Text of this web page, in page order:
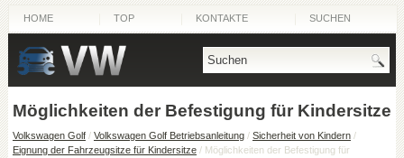
HOME TOP KONTAKTE SUCHEN
Möglichkeiten der Befestigung für Kindersitze
Volkswagen Golf/ Volkswagen Golf Betriebsanleitung/ Sicherheit von Kindern/
Eignung der Fahrzeugsitze für Kindersitze/ Möglichkeiten der Befestigung für